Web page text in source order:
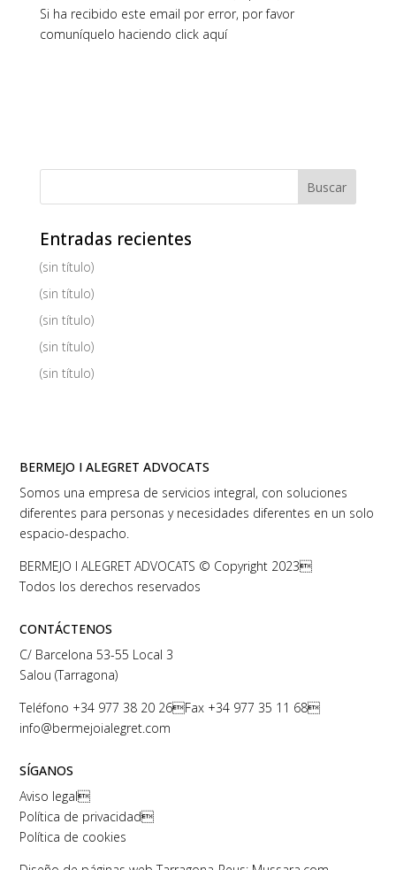
Si ha recibido este email por error, por favor
comuníquelo haciendo click aquí
Entradas recientes
(sin título)
(sin título)
(sin título)
(sin título)
(sin título)
BERMEJO I ALEGRET ADVOCATS
Somos una empresa de servicios integral, con soluciones
diferentes para personas y necesidades diferentes en un solo
espacio-despacho.
BERMEJO I ALEGRET ADVOCATS © Copyright 2023
Todos los derechos reservados
CONTÁCTENOS
C/ Barcelona 53-55 Local 3
Salou (Tarragona)
Teléfono +34 977 38 20 26Fax +34 977 35 11 68
info@bermejoialegret.com
SÍGANOS
Aviso legal
Política de privacidad
Política de cookies